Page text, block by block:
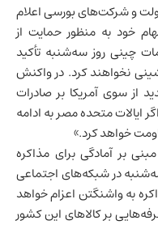
و شرکت‌های بورسی اعلام
خود به منظور حمایت از
چینی روز سه‌شنبه تأکید
نخواهند کرد. در واکنش
۵۰ درصدی جدید از سوی آمریکا بر صادرات
ایالات متحدهمصربه ادامه
خواهد کرد.»
بر آمادگی برای مذاکره
در شبکه‌های اجتماعی
به واشنگتن اعزام خواهد
بر کالاهای این کشور